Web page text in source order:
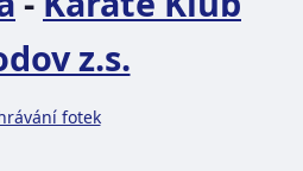
z.s.
fotek